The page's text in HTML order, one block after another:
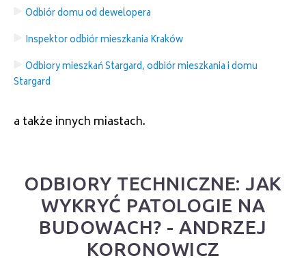
Odbiór domu od dewelopera
Inspektor odbiór mieszkania Kraków
Odbiory mieszkań Stargard, odbiór mieszkania i domu
Stargard
a także innych miastach.
ODBIORY TECHNICZNE: JAK
WYKRYĆ PATOLOGIE NA
BUDOWACH? - ANDRZEJ
KORONOWICZ